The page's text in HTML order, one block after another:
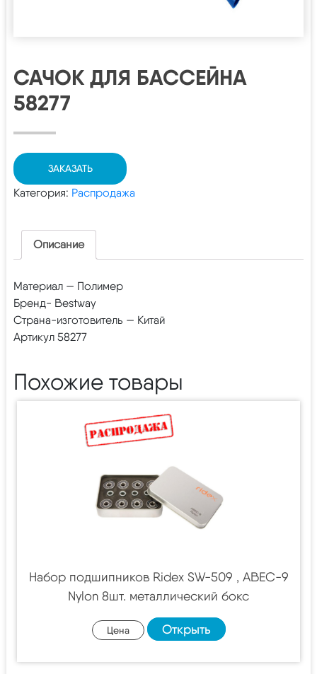
САЧОК ДЛЯ БАССЕЙНА
58277
ЗАКАЗАТЬ
Категория: Распродажа
Описание
Материал — Полимер
Бренд- Bestway
Страна-изготовитель — Китай
Артикул 58277
Похожие товары
Набор подшипников Ridex SW-509 , ABEC-9
Nylon 8шт. металлический бокс
Цена Открыть